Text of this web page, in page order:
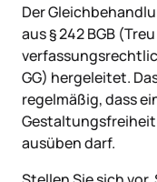
Der
aus § 242 BGB
GG) hergeleitet.
regelmäßig, dass
ausüben darf.